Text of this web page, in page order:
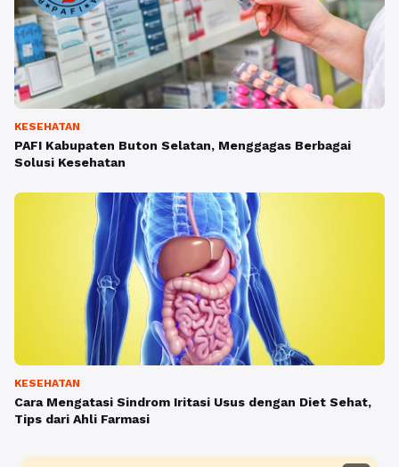
KESEHATAN
PAFI Kabupaten Buton Selatan, Menggagas Berbagai
Solusi Kesehatan
KESEHATAN
Cara Mengatasi Sindrom Iritasi Usus dengan Diet Sehat,
Tips dari Ahli Farmasi